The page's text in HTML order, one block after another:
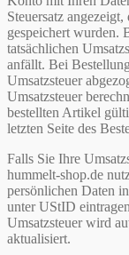
Steuersatz
gespeichert wurden.
tatsächlichen
anfällt. Bei
Umsatzsteuer
Umsatzsteuer
bestellten Artikel
letzten Seite des
Falls Sie Ihre
hummelt-shop.de
persönlichen Daten
unter UStID
Umsatzsteuer wird
aktualisiert.